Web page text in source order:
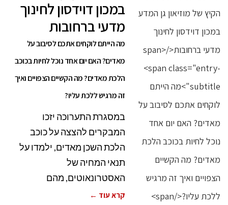
במכון דוידסון לחינוך
מדעי ברחובות
מה הייתם לוקחים אתכם לסיבוב על
מאדים? האם יום אחד נוכל לחיות בכוכב
הלכת מאדים? מה הקשיים הצפויים ואיך
זה מרגיש ללכת עליו?
במסגרת התערוכה יזכו
המבקרים להצצה על כוכב
הלכת השכן מאדים, ילמדו על
תנאי המחיה של
האסטרונאוטים, מהם
קרא עוד ←